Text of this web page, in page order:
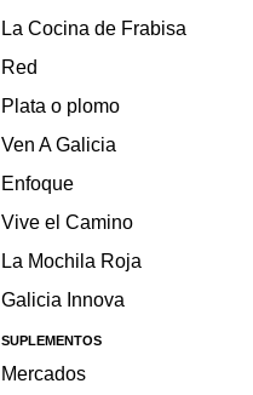
La Cocina de Frabisa
Red
Plata o plomo
Ven A Galicia
Enfoque
Vive el Camino
La Mochila Roja
Galicia Innova
SUPLEMENTOS
Mercados